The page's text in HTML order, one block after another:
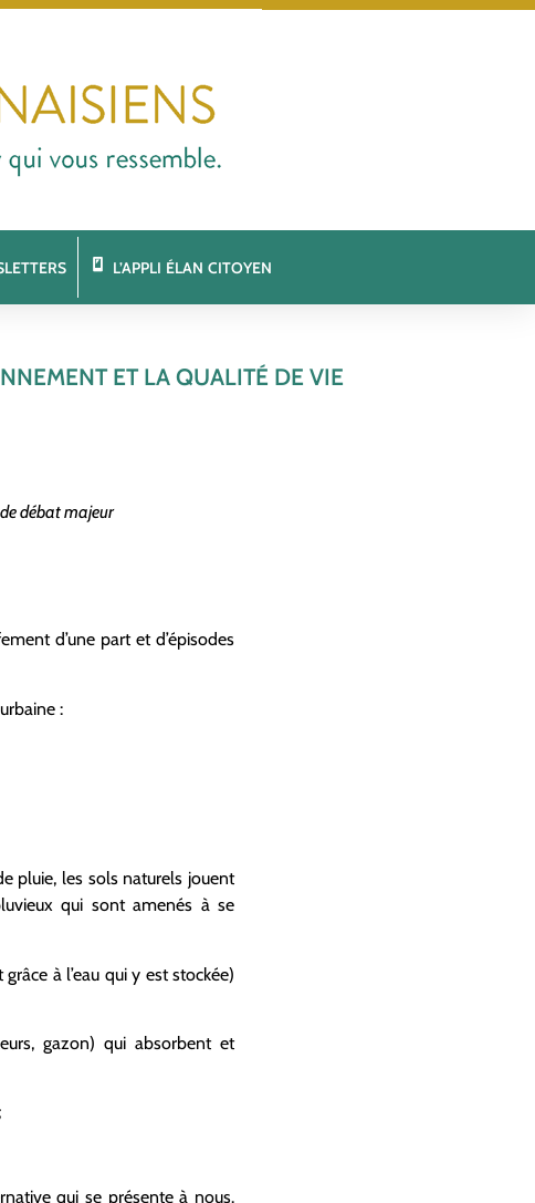
L’APPLI ÉLAN CITOYEN
ET LA QUALITÉ DE VIE
débat majeur
d’une part et d’épisodes
:
pluie, les sols naturels jouent
qui sont amenés à se
à l’eau qui y est stockée)
gazon) qui absorbent et
qui se présente à nous.